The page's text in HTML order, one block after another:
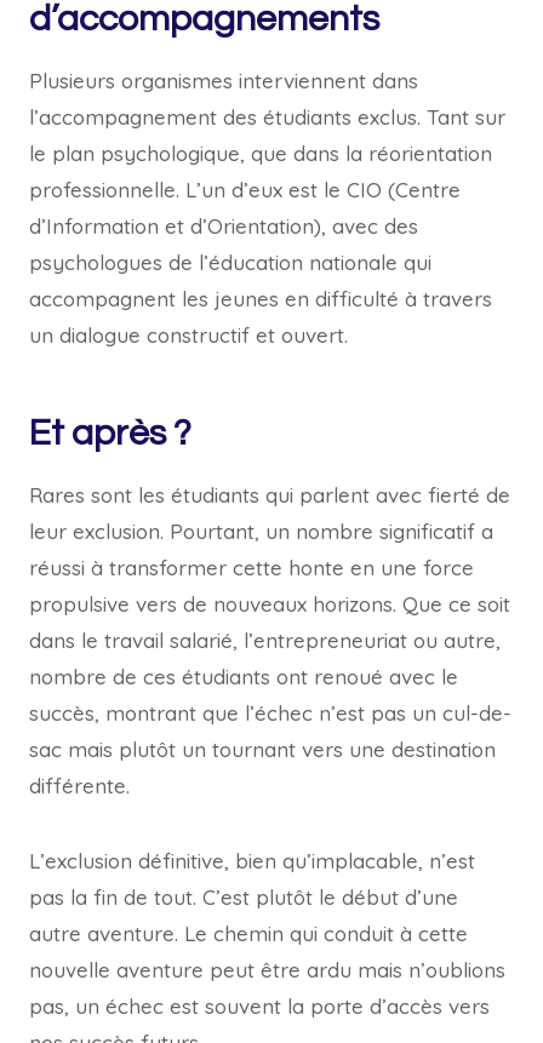
d’accompagnements
Plusieurs organismes interviennent dans
l’accompagnement des étudiants exclus. Tant sur
le plan psychologique, que dans la réorientation
professionnelle. L’un d’eux est le CIO (Centre
d’Information et d’Orientation), avec des
psychologues de l’éducation nationale qui
accompagnent les jeunes en difficulté à travers
un dialogue constructif et ouvert.
Et après ?
Rares sont les étudiants qui parlent avec fierté de
leur exclusion. Pourtant, un nombre significatif a
réussi à transformer cette honte en une force
propulsive vers de nouveaux horizons. Que ce soit
dans le travail salarié, l’entrepreneuriat ou autre,
nombre de ces étudiants ont renoué avec le
succès, montrant que l’échec n’est pas un cul-de-
sac mais plutôt un tournant vers une destination
différente.
L’exclusion définitive, bien qu’implacable, n’est
pas la fin de tout. C’est plutôt le début d’une
autre aventure. Le chemin qui conduit à cette
nouvelle aventure peut être ardu mais n’oublions
pas, un échec est souvent la porte d’accès vers